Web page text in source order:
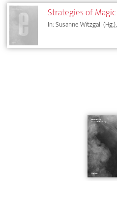
Strategies of Magic
In: Susanne Witzgall (Hg.),